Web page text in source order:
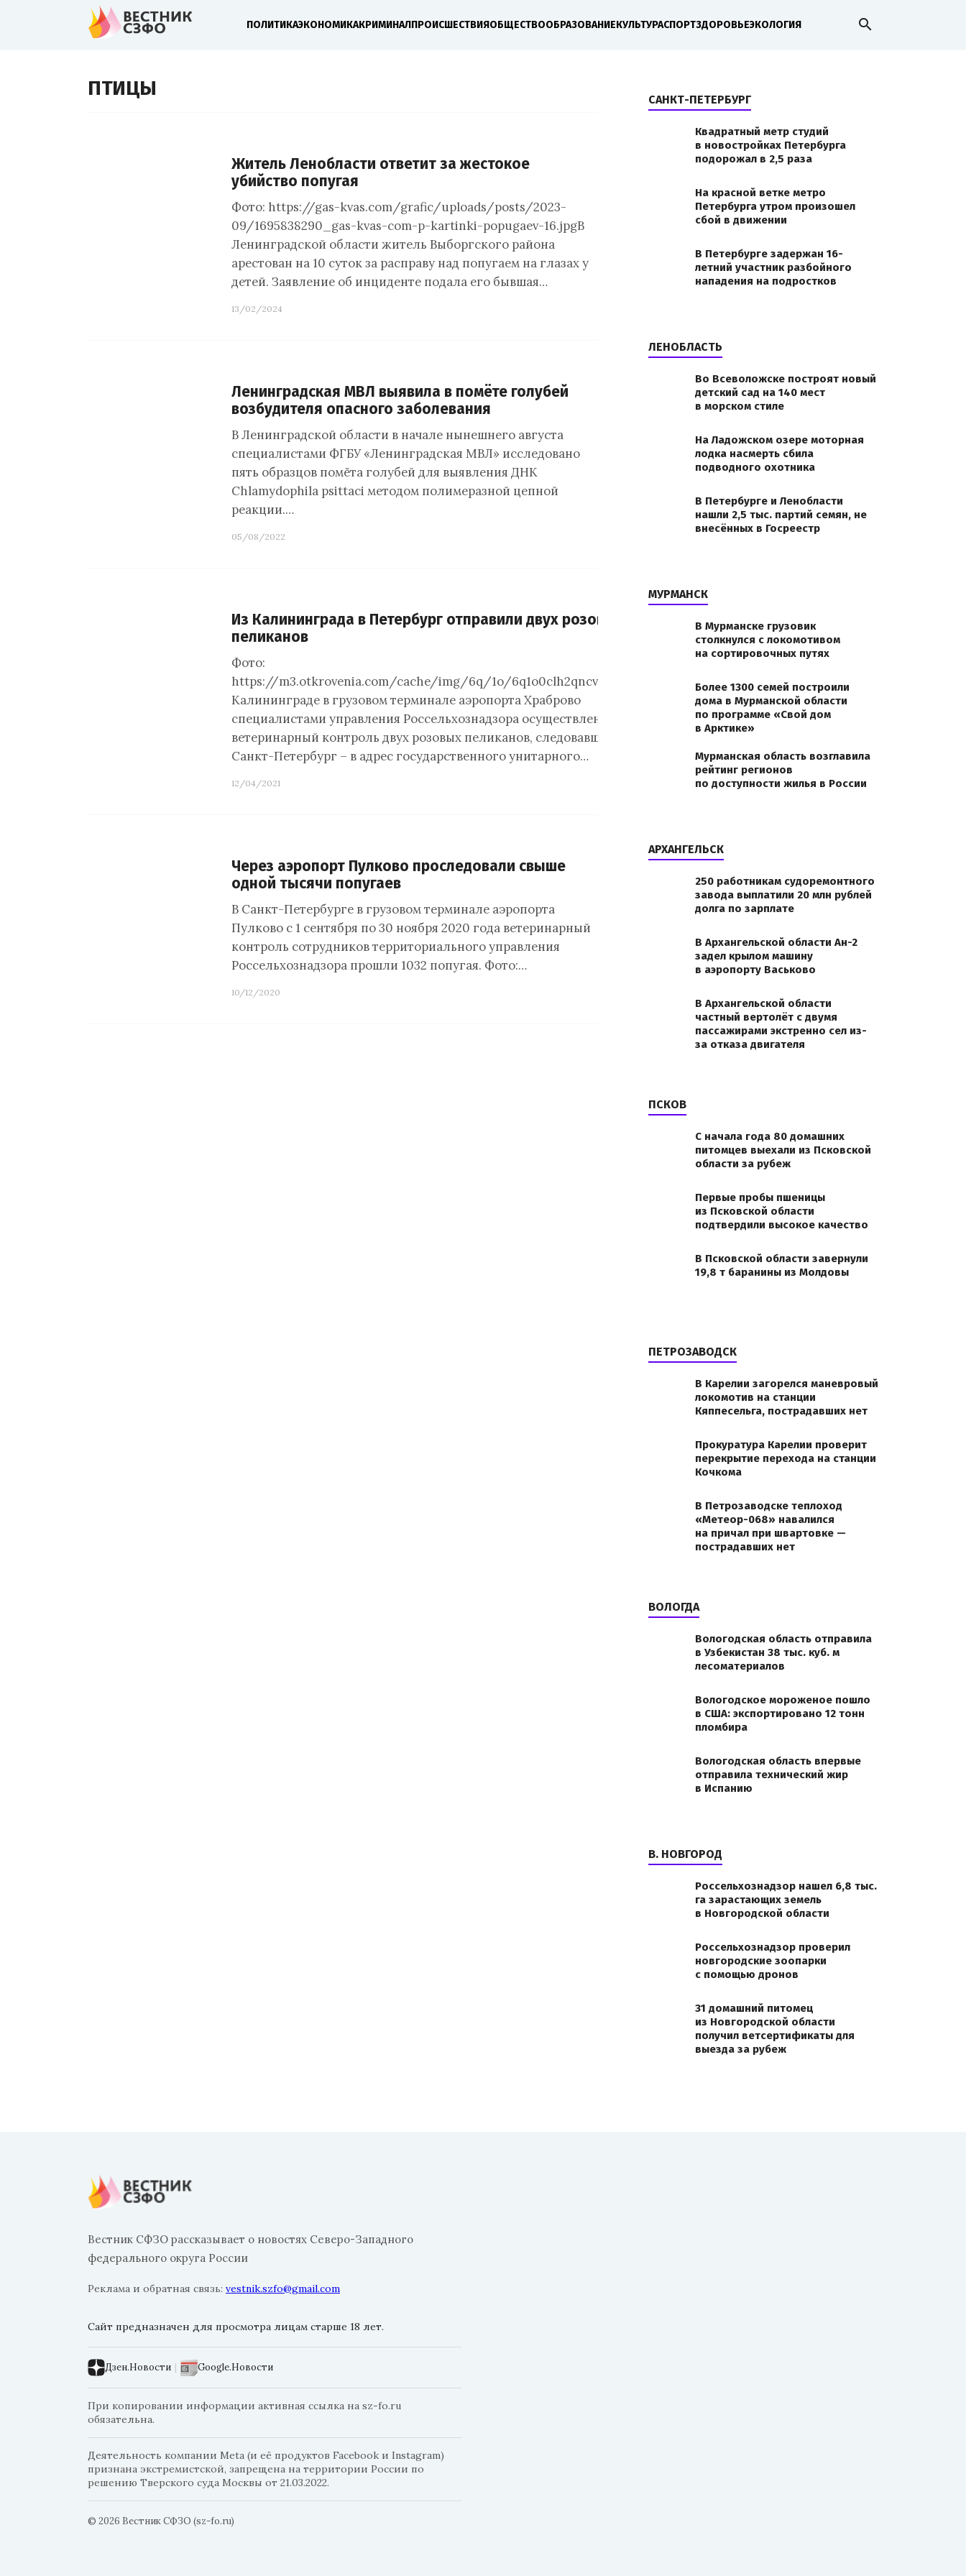
ПОЛИТИКАЭКОНОМИКАКРИМИНАЛПРОИСШЕСТВИЯОБЩЕСТВООБРАЗОВАНИЕКУЛЬТУРАСПОРТЗДОРОВЬЕЭКОЛОГИЯ search
ПТИЦЫ
Житель Ленобласти ответит за жестокое
убийство попугая
Фото: https://gas-kvas.com/grafic/uploads/posts/2023-
09/1695838290_gas-kvas-com-p-kartinki-popugaev-16.jpgВ
Ленинградской области житель Выборгского района
арестован на 10 суток за расправу над попугаем на глазах у
детей. Заявление об инциденте подала его бывшая…
13/02/2024
Ленинградская МВЛ выявила в помёте голубей
возбудителя опасного заболевания
В Ленинградской области в начале нынешнего августа
специалистами ФГБУ «Ленинградская МВЛ» исследовано
пять образцов помёта голубей для выявления ДНК
Chlamydophila psittaci методом полимеразной цепной
реакции.…
05/08/2022
Из Калининграда в Петербург отправили двух розовых
пеликанов
Фото:
https://m3.otkrovenia.com/cache/img/6q/1o/6q1o0clh2qncv6kf0sx.jpgВ
Калининграде в грузовом терминале аэропорта Храброво
специалистами управления Россельхознадзора осуществлен
ветеринарный контроль двух розовых пеликанов, следовавших в
Санкт-Петербург – в адрес государственного унитарного…
12/04/2021
Через аэропорт Пулково проследовали свыше
одной тысячи попугаев
В Санкт-Петербурге в грузовом терминале аэропорта
Пулково с 1 сентября по 30 ноября 2020 года ветеринарный
контроль сотрудников территориального управления
Россельхознадзора прошли 1032 попугая. Фото:…
10/12/2020
САНКТ-ПЕТЕРБУРГ
Квадратный метр студий
в новостройках Петербурга
подорожал в 2,5 раза
На красной ветке метро
Петербурга утром произошел
сбой в движении
В Петербурге задержан 16-
летний участник разбойного
нападения на подростков
ЛЕНОБЛАСТЬ
Во Всеволожске построят новый
детский сад на 140 мест
в морском стиле
На Ладожском озере моторная
лодка насмерть сбила
подводного охотника
В Петербурге и Ленобласти
нашли 2,5 тыс. партий семян, не
внесённых в Госреестр
МУРМАНСК
В Мурманске грузовик
столкнулся с локомотивом
на сортировочных путях
Более 1300 семей построили
дома в Мурманской области
по программе «Свой дом
в Арктике»
Мурманская область возглавила
рейтинг регионов
по доступности жилья в России
АРХАНГЕЛЬСК
250 работникам судоремонтного
завода выплатили 20 млн рублей
долга по зарплате
В Архангельской области Ан-2
задел крылом машину
в аэропорту Васьково
В Архангельской области
частный вертолёт с двумя
пассажирами экстренно сел из-
за отказа двигателя
ПСКОВ
С начала года 80 домашних
питомцев выехали из Псковской
области за рубеж
Первые пробы пшеницы
из Псковской области
подтвердили высокое качество
В Псковской области завернули
19,8 т баранины из Молдовы
ПЕТРОЗАВОДСК
В Карелии загорелся маневровый
локомотив на станции
Кяппесельга, пострадавших нет
Прокуратура Карелии проверит
перекрытие перехода на станции
Кочкома
В Петрозаводске теплоход
«Метеор-068» навалился
на причал при швартовке —
пострадавших нет
ВОЛОГДА
Вологодская область отправила
в Узбекистан 38 тыс. куб. м
лесоматериалов
Вологодское мороженое пошло
в США: экспортировано 12 тонн
пломбира
Вологодская область впервые
отправила технический жир
в Испанию
В. НОВГОРОД
Россельхознадзор нашел 6,8 тыс.
га зарастающих земель
в Новгородской области
Россельхознадзор проверил
новгородские зоопарки
с помощью дронов
31 домашний питомец
из Новгородской области
получил ветсертификаты для
выезда за рубеж
Вестник СФЗО рассказывает о новостях Северо-Западного
федерального округа России
Реклама и обратная связь: vestnik.szfo@gmail.com
Сайт предназначен для просмотра лицам старше 18 лет.
Дзен.Новости | Google.Новости
При копировании информации активная ссылка на sz-fo.ru
обязательна.
Деятельность компании Meta (и её продуктов Facebook и Instagram)
признана экстремистской, запрещена на территории России по
решению Тверского суда Москвы от 21.03.2022.
© 2026 Вестник СФЗО (sz-fo.ru)